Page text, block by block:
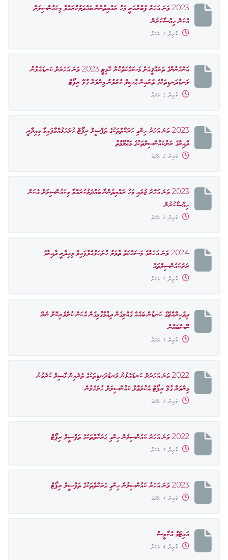
2023 ވަނަ އަހަރު ފެބްރުއަރީ މަހު ރައްޔިތުންނާ ބައްދަލުކުރައްވާ މިކައުންސިލަށް
އެކަން ހިިއްސާކުރުން
ކުރިން 2 އަހަރު
އަންހެނުންގެ ތަރައްޤީއަށް މަސައްކަތްކުރާ ކޮމިޓީ 2023 ވަނަ އަހަރަށް ކަނޑައެޅުނު
ލަނޑުދަނޑިތަކުގެ ތެރެއިން ޙާޞިލް ކުރެވުނު މިންވަރާ ގުޅޭ ރިޕޯޓް
ކުރިން 2 އަހަރު
2023 ވަނަ އަހަރު ހިންގި ހަރަކާތްތަކުގެ ތަފްސީލް ރިޕޯޓް ހުށަހަޅުއްވާފައިވާ މިއިދާރީ
ދާއިރާގެ ރަށުކައުންސިލްތަކުގެ މަޢުލޫމާތު
ކުރިން 2 އަހަރު
2023 ވަނަ އަހަެރު ޖުލައި މަހު ރައްޔިތުންނާ ބައްދަލުކުރައްވާ މިކައުންސިލަށް އެކަން
ހިިއްސާކުރުން
ކުރިން 2 އަހަރު
2024 ވަނަ އަހަރުގެ މަސައްކަތު ތާވަލު ހުށަހަޅުއްވާފައިވާ މިއިދާރީ ދާއިރާގެ
ރަށުކައުންސިލްތައް
ކުރިން 2 އަހަރު
ދިވެހިރާއްޖޭގެ ކަނޑުން ބައެއް ގެއްލިގެން ދިއުމާގުޅިގެން އެކަން ކުށްވެރިކޮށް ނެރޭ
ނޫސްބަޔާން
ކުރިން 3 އަހަރު
2022 ވަނަ އަހަރަށް ކަނޑައެޅުނު ލަނޑުދަނޑިތަކުގެ ތެރެއިން ޙާޞިލް ކުރެވުނު
މިންވަރާ ގުޅޭ ރިޕޯޓް އެކުލަވާލާ ކައުންސިލަށް ހުށަހެޅުން
ކުރިން 3 އަހަރު
2022 ވަނަ އަހަރު ކައުންސިލުން ހިންގި ޙަރަކާތްތަކުގެ ތަފްސީލް ރިޕޯޓް
ކުރިން 3 އަހަރު
2023 ވަނަ އަހަރު ކައުންސިލުން ހިންގި ޙަރަކާތްތަކުގެ ތަފްސީލް ރިޕޯޓް
ކުރިން 4 އަހަރު
އައިޓަމް އެކާވީސް
ކުރިން 4 އަހަރު